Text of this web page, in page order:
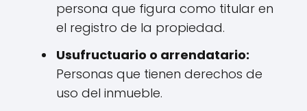
persona que figura como titular en
el registro de la propiedad.
Usufructuario o arrendatario:
Personas que tienen derechos de
uso del inmueble.